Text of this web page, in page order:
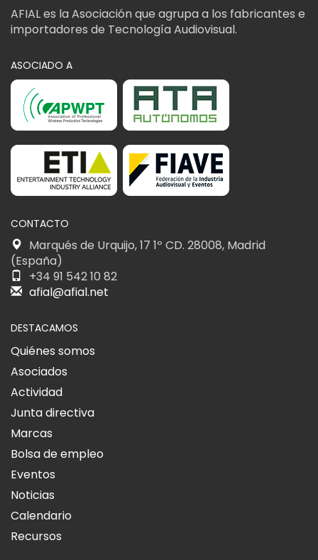
AFIAL es la Asociación que agrupa a los fabricantes e
importadores de Tecnología Audiovisual.
ASOCIADO A
CONTACTO
Marqués de Urquijo, 17 1º CD. 28008, Madrid
(España)
+34 91 542 10 82
afial@afial.net
DESTACAMOS
Quiénes somos
Asociados
Actividad
Junta directiva
Marcas
Bolsa de empleo
Eventos
Noticias
Calendario
Recursos